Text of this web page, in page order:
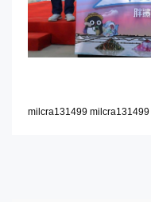
milcra131499 milcra131499